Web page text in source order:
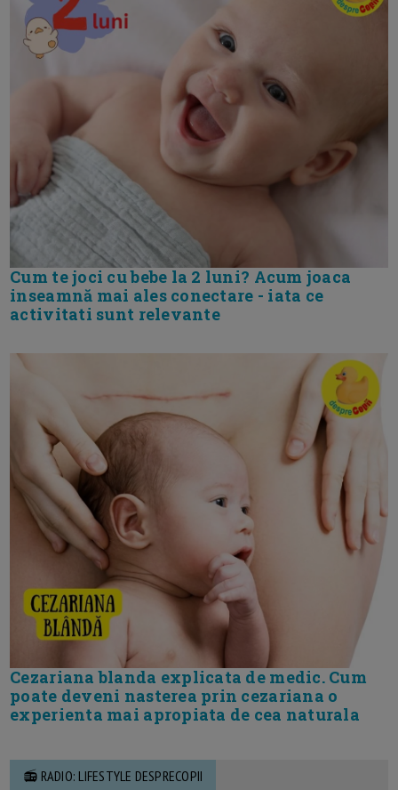
Cum te joci cu bebe la 2 luni? Acum joaca
inseamnă mai ales conectare - iata ce
activitati sunt relevante
Cezariana blanda explicata de medic. Cum
poate deveni nasterea prin cezariana o
experienta mai apropiata de cea naturala
📻 RADIO: LIFESTYLE DESPRECOPII